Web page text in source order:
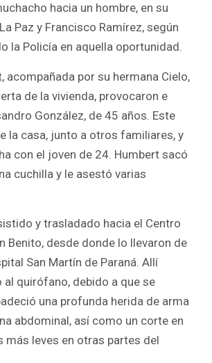
hacia un hombre, en su
Paz y Francisco Ramírez, según
la Policía en aquella oportunidad.
acompañada por su hermana Cielo,
de la vivienda, provocaron e
González, de 45 años. Este
la casa, junto a otros familiares, y
con el joven de 24. Humbert sacó
cuchilla y le asestó varias
y trasladado hacia el Centro
Benito, desde donde lo llevaron de
San Martín de Paraná. Allí
quirófano, debido a que se
una profunda herida de arma
abdominal, así como un corte en
más leves en otras partes del